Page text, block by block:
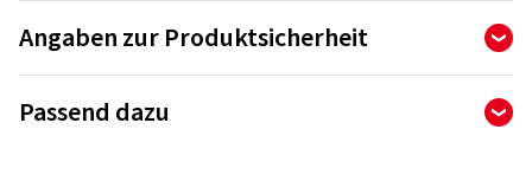
Angaben zur Produktsicherheit
Goodyear Germany GmbH
Passend dazu